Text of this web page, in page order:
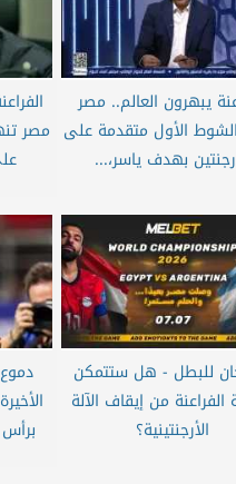
يبهرون العالم.. مصر
الأول متقدمة على
بهدف ياسر،...
مصر
للبطل - هل ستتمكن
من إيقاف الآلة
الأرجنتينية؟